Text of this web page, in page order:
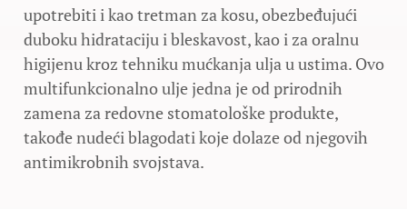
upotrebiti i kao tretman za kosu, obezbeđujući
duboku hidrataciju i bleskavost, kao i za oralnu
higijenu kroz tehniku mućkanja ulja u ustima. Ovo
multifunkcionalno ulje jedna je od prirodnih
zamena za redovne stomatološke produkte,
takođe nudeći blagodati koje dolaze od njegovih
antimikrobnih svojstava.